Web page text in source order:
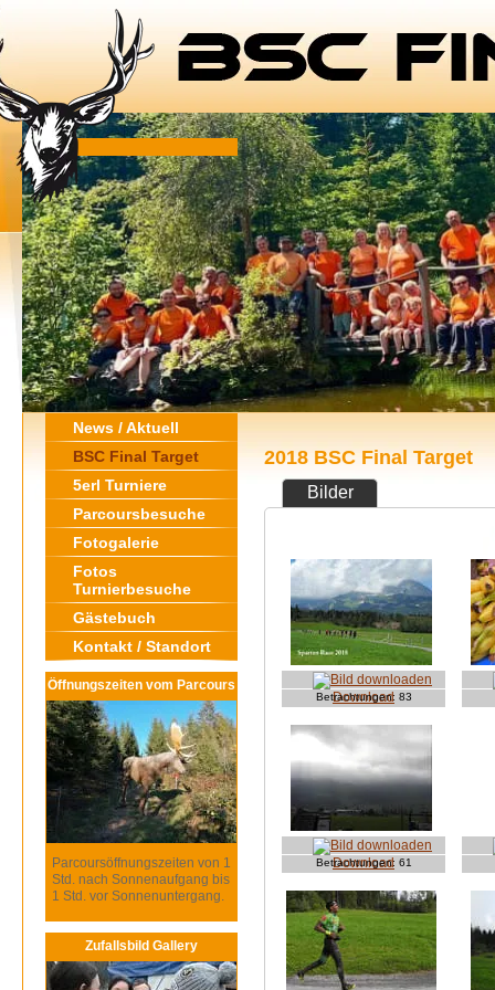
News / Aktuell
BSC Final Target
5erl Turniere
Parcoursbesuche
Fotogalerie
Fotos
Turnierbesuche
Gästebuch
Kontakt / Standort
Öffnungszeiten vom Parcours
Parcoursöffnungszeiten von 1
Std. nach Sonnenaufgang bis
1 Std. vor Sonnenuntergang.
Zufallsbild Gallery
2018 BSC Final Target
Bilder
Download
Betrachtungen: 83
Download
Betrachtungen: 61